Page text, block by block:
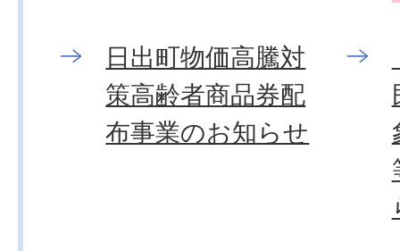
日出町物価高騰対
策高齢者商品券配
布事業のお知らせ